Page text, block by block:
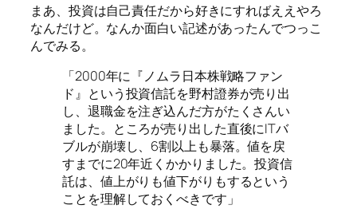
まあ、投資は自己責任だから好きにすればええやろ
なんだけど。なんか面白い記述があったんでつっこ
んでみる。
「2000年に『ノムラ日本株戦略ファン
ド』という投資信託を野村證券が売り出
し、退職金を注ぎ込んだ方がたくさんい
ました。ところが売り出した直後にITバ
ブルが崩壊し、6割以上も暴落。値を戻
すまでに20年近くかかりました。投資信
託は、値上がりも値下がりもするという
ことを理解しておくべきです」